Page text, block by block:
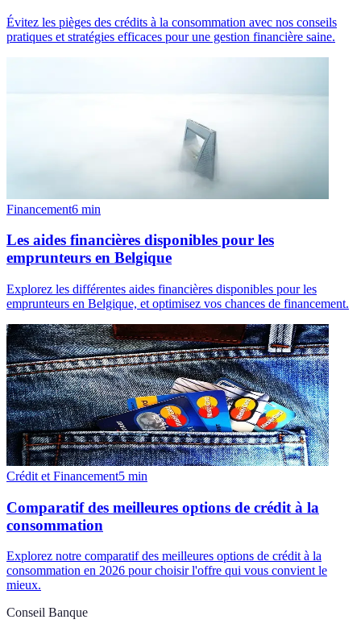
Évitez les pièges des crédits à la consommation avec nos conseils
pratiques et stratégies efficaces pour une gestion financière saine.
Financement6 min
Les aides financières disponibles pour les
emprunteurs en Belgique
Explorez les différentes aides financières disponibles pour les
emprunteurs en Belgique, et optimisez vos chances de financement.
Crédit et Financement5 min
Comparatif des meilleures options de crédit à la
consommation
Explorez notre comparatif des meilleures options de crédit à la
consommation en 2026 pour choisir l'offre qui vous convient le
mieux.
Conseil Banque